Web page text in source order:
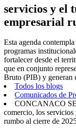
servicios y el
empresarial
Esta agenda
programas
fortalecer desde el
que en conjunto
Bruto (PIB) y generan
Todos los blogs
Comunicados de
CONCANACO
comercio, los
rumbo al cierre de